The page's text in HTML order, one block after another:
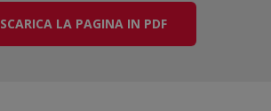
SCARICA LA PAGINA IN PDF